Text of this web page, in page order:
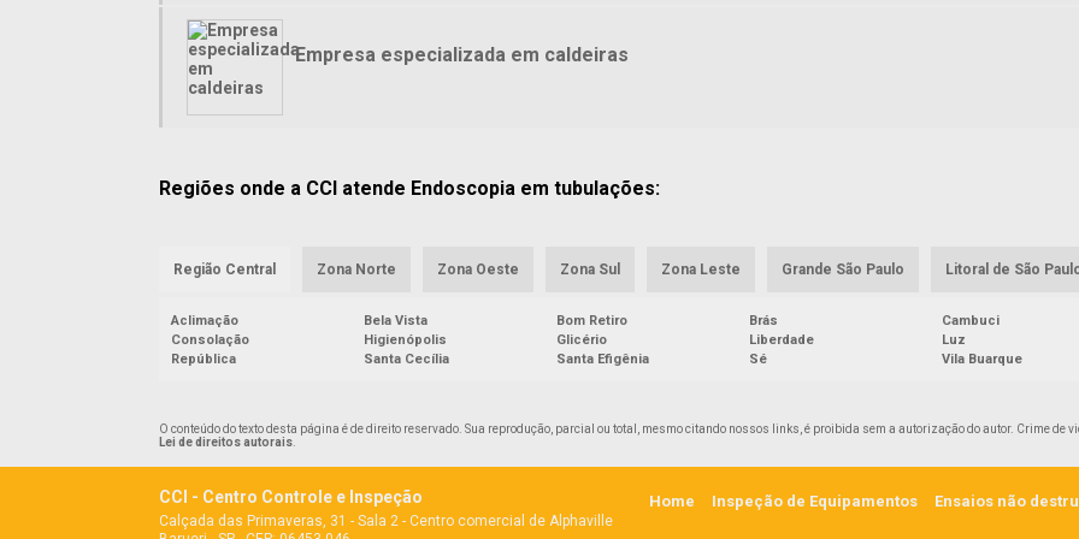
Empresa especializada em caldeiras
Regiões onde a CCI atende Endoscopia em tubulações:
Região Central Zona Norte Zona Oeste Zona Sul Zona Leste Grande São Paulo Litoral de São
Aclimação Bela Vista Bom Retiro Brás Cambuci
Consolação
Higienópolis Glicério Liberdade Luz
República
Santa Cecília Santa Efigênia Sé Vila Buarque
O conteúdo do texto desta página é de direito reservado. Sua reprodução, parcial ou total, mesmo citando nossos links, é proibida sem a autorização do autor. Crime de
Lei de direitos autorais
CCI - Centro Controle e Inspeção
Calçada das Primaveras, 31 - Sala 2 - Centro comercial de Alphaville
Home Inspeção de Equipamentos Ensaios não